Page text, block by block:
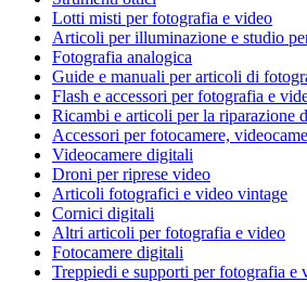
Lotti misti per fotografia e video
Articoli per illuminazione e studio
Fotografia analogica
Guide e manuali per articoli di
Flash e accessori per fotografia e
Ricambi e articoli per la riparazione
Accessori per fotocamere,
Videocamere digitali
Droni per riprese video
Articoli fotografici e video vintage
Cornici digitali
Altri articoli per fotografia e video
Fotocamere digitali
Treppiedi e supporti per fotografia e